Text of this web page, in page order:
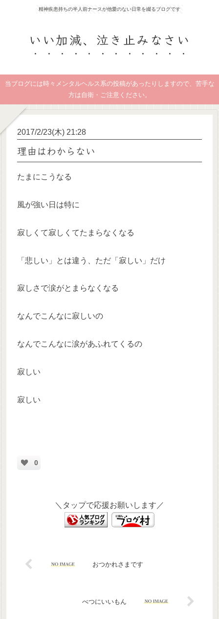
精神疾患持ちの半人前ナースが他愛のない日常を綴るブログです
いい加減、泣き止みなさい
当ブログには時々メンタルヘルス系の投稿があったりしますので、苦手な
方は自衛・ご注意ください。
2017/2/23(木) 21:28
理由はわからない
たまにこうなる
風が強い日は特に
寂しくて寂しくてたまらなくなる
「悲しい」とは違う、ただ「寂しい」だけ
寂しさで涙がとまらなくなる
なんでこんなに寂しいの
なんでこんなに涙があふれてくるの
寂しい
寂しい
0
＼タップで応援お願いします／
おつかれさまです
べつにいいもん